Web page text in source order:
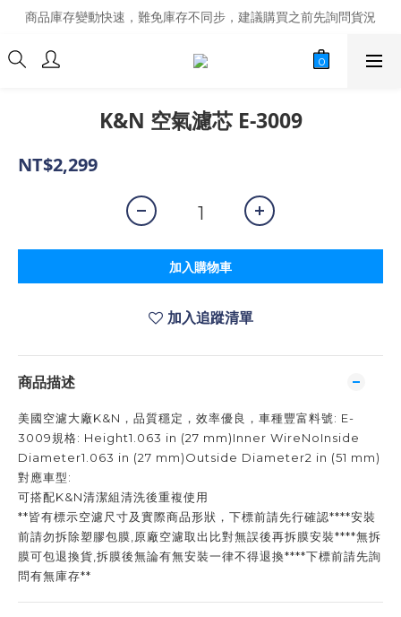
商品庫存變動快速，難免庫存不同步，建議購買之前先詢問貨況
商品庫存變動快速，難免庫存不同步，建議購買之前先詢問貨況
經營超過20年的改裝老字號，安全有保障
K&N 空氣濾芯 E-3009
NT$2,299
加入購物車
加入追蹤清單
商品描述
美國空濾大廠K&N，品質穩定，效率優良，車種豐富料號: E-
3009規格: Height1.063 in (27 mm)Inner WireNoInside
Diameter1.063 in (27 mm)Outside Diameter2 in (51 mm)
對應車型:
可搭配K&N清潔組清洗後重複使用
**皆有標示空濾尺寸及實際商品形狀，下標前請先行確認****安裝
前請勿拆除塑膠包膜,原廠空濾取出比對無誤後再拆膜安裝****無拆
膜可包退換貨,拆膜後無論有無安裝一律不得退換****下標前請先詢
問有無庫存**